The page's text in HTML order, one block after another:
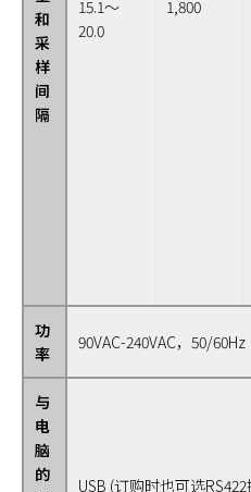
和
采
样
间
隔
15.1～
20.0
1,800
功
率
90VAC-240VAC，50/60Hz
与
电
脑
的
USB (订购时也可选RS422